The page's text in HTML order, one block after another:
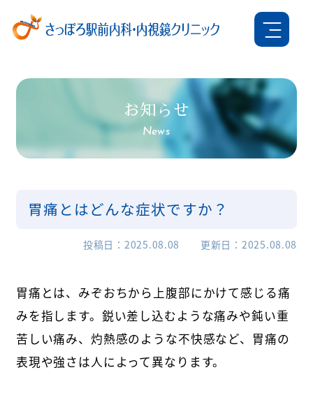
お知らせ
News
胃痛とはどんな症状ですか？
投稿日 2025.08.08 更新日 2025.08.08
胃痛とは、みぞおちから上腹部にかけて感じる痛
みを指します。鋭い差し込むような痛みや鈍い重
苦しい痛み、灼熱感のような不快感など、胃痛の
表現や強さは人によって異なります。